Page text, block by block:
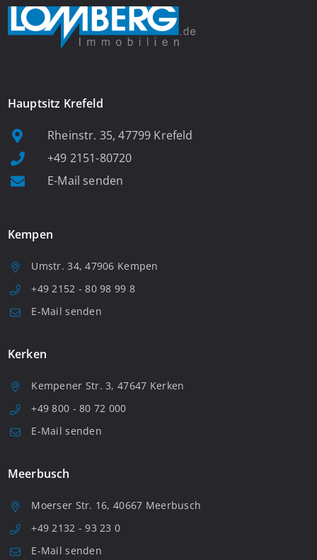
Hauptsitz Krefeld
Rheinstr. 35, 47799 Krefeld
+49 2151-80720
E-Mail senden
Kempen
Umstr. 34, 47906 Kempen
+49 2152 - 80 98 99 8
E-Mail senden
Kerken
Kempener Str. 3, 47647 Kerken
+49 800 - 80 72 000
E-Mail senden
Meerbusch
Moerser Str. 16, 40667 Meerbusch
+49 2132 - 93 23 0
E-Mail senden